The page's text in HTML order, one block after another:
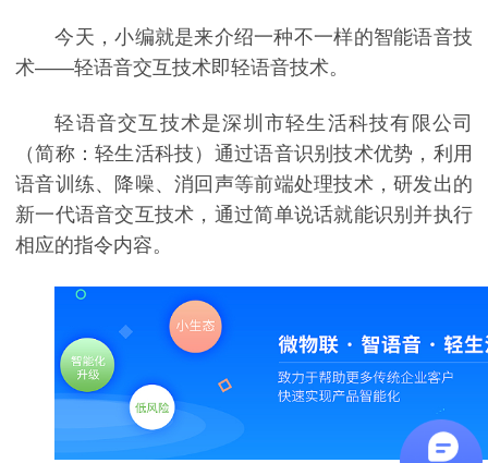
今天，小编就是来介绍一种不一样的智能语音技
术——轻语音交互技术即轻语音技术。
轻语音交互技术是深圳市轻生活科技有限公司
（简称：轻生活科技）通过语音识别技术优势，利用
语音训练、降噪、消回声等前端处理技术，研发出的
新一代语音交互技术，通过简单说话就能识别并执行
相应的指令内容。